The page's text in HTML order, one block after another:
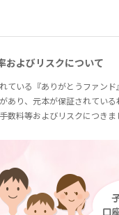
およびリスクについて
ている『ありがとうファン
あり、元本が保証されてい
数料等およびリスクにつき